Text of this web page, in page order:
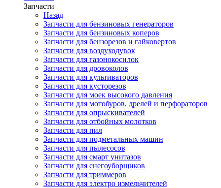
Запчасти
Назад
Запчасти для бензиновых генераторов
Запчасти для бензиновых коперов
Запчасти для бензорезов и гайковертов
Запчасти для воздуходувок
Запчасти для газонокосилок
Запчасти для дровоколов
Запчасти для культиваторов
Запчасти для кусторезов
Запчасти для моек высокого давления
Запчасти для мотобуров, дрелей и перфораторов
Запчасти для опрыскивателей
Запчасти для отбойных молотков
Запчасти для пил
Запчасти для подметальных машин
Запчасти для пылесосов
Запчасти для смарт унитазов
Запчасти для снегоуборщиков
Запчасти для триммеров
Запчасти для электро измельчителей